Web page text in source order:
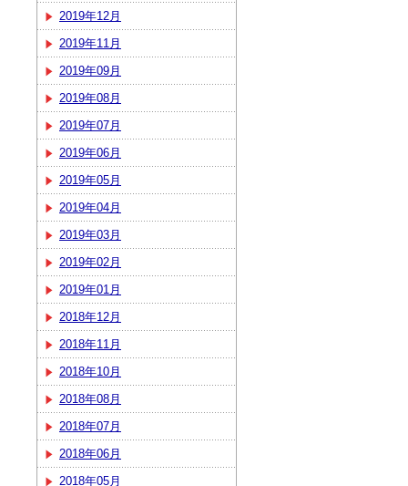
2019年12月
2019年11月
2019年09月
2019年08月
2019年07月
2019年06月
2019年05月
2019年04月
2019年03月
2019年02月
2019年01月
2018年12月
2018年11月
2018年10月
2018年08月
2018年07月
2018年06月
2018年05月